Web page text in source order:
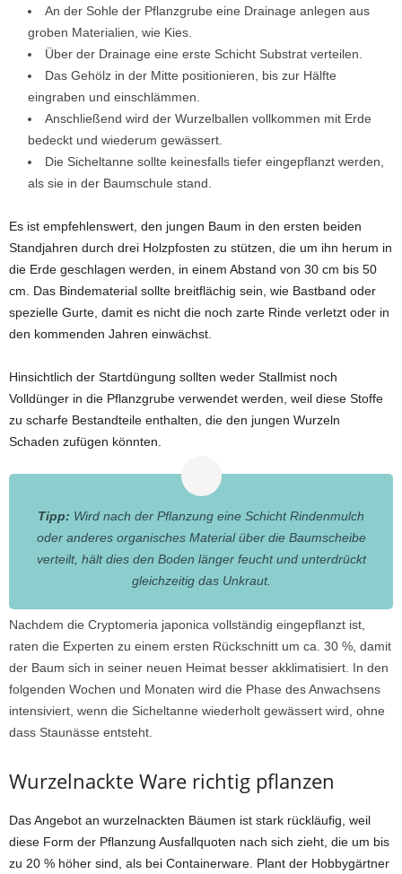
An der Sohle der Pflanzgrube eine Drainage anlegen aus
groben Materialien, wie Kies.
Über der Drainage eine erste Schicht Substrat verteilen.
Das Gehölz in der Mitte positionieren, bis zur Hälfte
eingraben und einschlämmen.
Anschließend wird der Wurzelballen vollkommen mit Erde
bedeckt und wiederum gewässert.
Die Sicheltanne sollte keinesfalls tiefer eingepflanzt werden,
als sie in der Baumschule stand.
Es ist empfehlenswert, den jungen Baum in den ersten beiden
Standjahren durch drei Holzpfosten zu stützen, die um ihn herum in
die Erde geschlagen werden, in einem Abstand von 30 cm bis 50
cm. Das Bindematerial sollte breitflächig sein, wie Bastband oder
spezielle Gurte, damit es nicht die noch zarte Rinde verletzt oder in
den kommenden Jahren einwächst.
Hinsichtlich der Startdüngung sollten weder Stallmist noch
Volldünger in die Pflanzgrube verwendet werden, weil diese Stoffe
zu scharfe Bestandteile enthalten, die den jungen Wurzeln
Schaden zufügen könnten.
Tipp: Wird nach der Pflanzung eine Schicht Rindenmulch
oder anderes organisches Material über die Baumscheibe
verteilt, hält dies den Boden länger feucht und unterdrückt
gleichzeitig das Unkraut.
Nachdem die Cryptomeria japonica vollständig eingepflanzt ist,
raten die Experten zu einem ersten Rückschnitt um ca. 30 %, damit
der Baum sich in seiner neuen Heimat besser akklimatisiert. In den
folgenden Wochen und Monaten wird die Phase des Anwachsens
intensiviert, wenn die Sicheltanne wiederholt gewässert wird, ohne
dass Staunässe entsteht.
Wurzelnackte Ware richtig pflanzen
Das Angebot an wurzelnackten Bäumen ist stark rückläufig, weil
diese Form der Pflanzung Ausfallquoten nach sich zieht, die um bis
zu 20 % höher sind, als bei Containerware. Plant der Hobbygärtner